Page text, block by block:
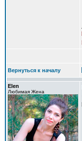
Вернуться к началу
Elen
Любимая Жена